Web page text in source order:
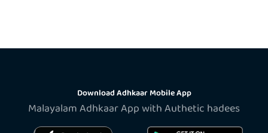
Download Adhkaar Mobile App
Malayalam Adhkaar App with Authetic hadees